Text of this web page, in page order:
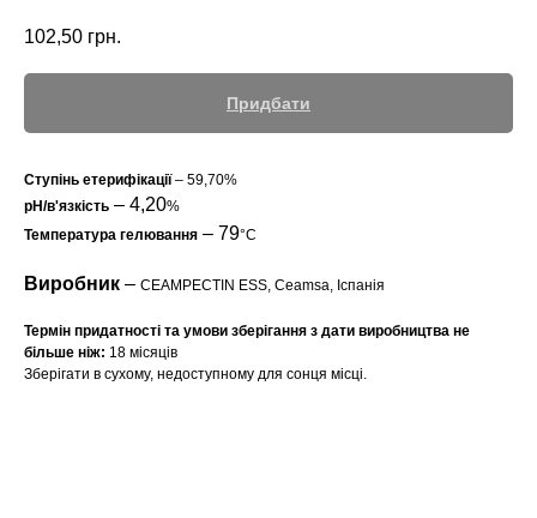
102,50 грн.
Придбати
Ступінь етерифікації– 59,70%
pH/в'язкість – 4,20%
Температура гелювання – 79°C
Виробник – CEAMPECTIN ESS, Ceamsa, Іспанія
Термін придатності та умови зберігання з дати виробництва не
більше ніж: 18 місяців
Зберігати в сухому, недоступному для сонця місці.